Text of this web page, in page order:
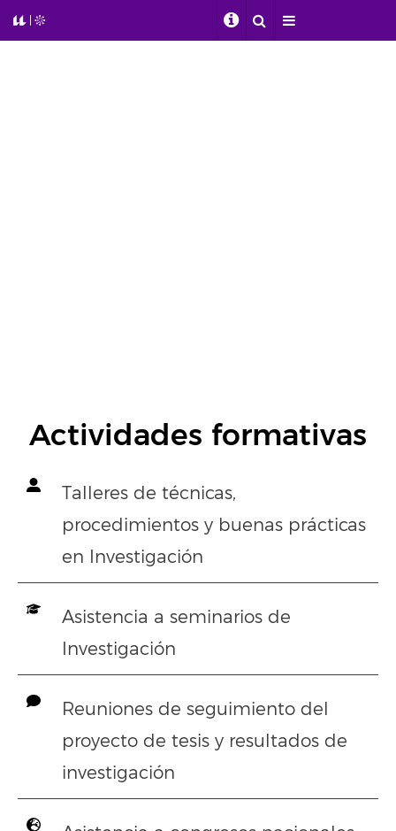
Actividades formativas
Talleres de técnicas,
procedimientos y buenas prácticas
en Investigación
Asistencia a seminarios de
Investigación
Reuniones de seguimiento del
proyecto de tesis y resultados de
investigación